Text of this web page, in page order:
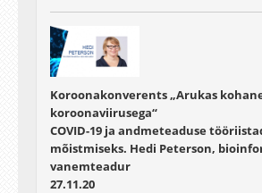
Koroonakonverents „Arukas
koroonaviirusega“
COVID-19 ja andmeteaduse
mõistmiseks. Hedi Peterson,
vanemteadur
27.11.20